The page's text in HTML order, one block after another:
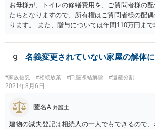
お母様が、トイレの修繕費用を、ご質問者様の
たちとなりますので、所有権はご質問者様の配
ります。 また、贈与については年間110万円まで
9 名義変更されていない家屋の解体
#家族信託 #相続放棄 #口座凍結解除 #遺産分割
2021年8月6日
匿名A 弁護士
建物の滅失登記は相続人の一人でもできるので